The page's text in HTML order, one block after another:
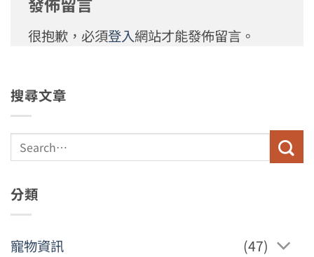
很抱歉，必須登入網站才能發佈留言。
搜尋文章
分類
寵物資訊
(47)